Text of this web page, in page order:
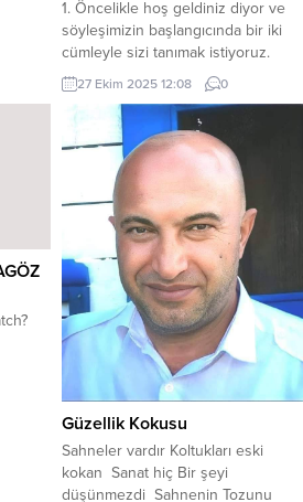
1. Öncelikle hoş geldiniz diyor ve
söyleşimizin başlangıcında bir iki
cümleyle sizi tanımak istiyoruz.
Mustafa TURAY Kimdir? Merhaba
hoş buldum, 1991 yılında Mardin’de
doğdum. Pamukkale Üniversitesi
Dış Ticaret, Anadolu Üniversitesi
Kamu Yönetimi, İstanbul
Üniversitesi Radyo, Televizyon ve
Sinema bölümlerini bitirdim. 2020
yılında Dorlion Yayınlarından Gök
Gürültülü Sağanak Yaşam şiir
kitabım...
27 Ekim 2025 12:08 0
Güzellik Kokusu
Sahneler vardır Koltukları eski
kokan Sanat hiç Bir şeyi
düşünmezdi Sahnenin Tozunu